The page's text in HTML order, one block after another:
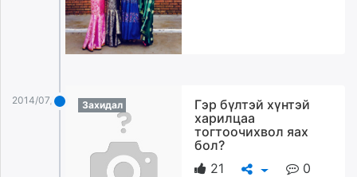
2014/07/21 Захидал
Гэр бүлтэй хүнтэй
харилцаа
тогтоочихвол яах
бол?
21
0